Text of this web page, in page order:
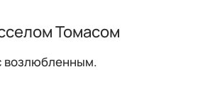
Томасом
возлюбленным.